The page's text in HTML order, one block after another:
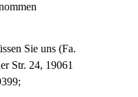
Sie uns (Fa.
Str. 24, 19061